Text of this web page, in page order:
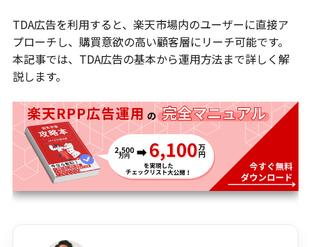
TDA広告を利用すると、楽天市場内のユーザーに直接ア
プローチし、購買意欲の高い顧客層にリーチ可能です。
本記事では、TDA広告の基本から運用方法まで詳しく解
説します。